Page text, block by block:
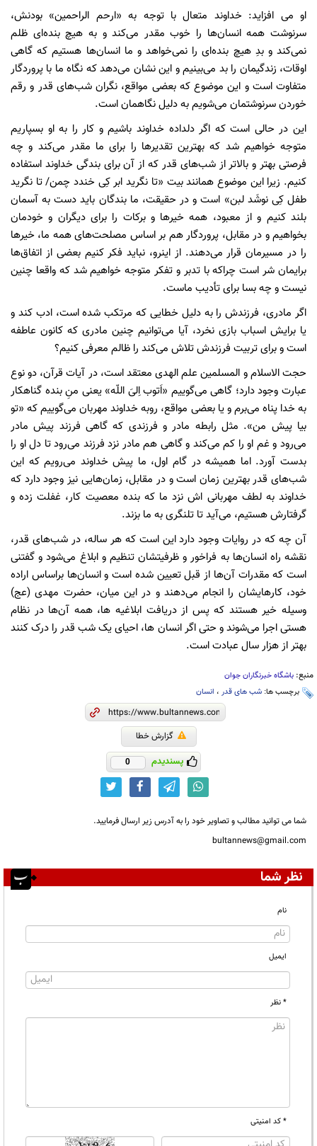
او می افزاید: خداوند متعال با توجه به «ارحم الراحمین» بودنش،
سرنوشت همه انسان‌ها را خوب مقدر می‌کند و به هیچ بنده‌ای ظلم
نمی‌کند و بدِ هیچ بنده‌ای را نمی‌خواهد و ما انسان‌ها هستیم که گاهی
اوقات، زندگیمان را بد می‌بینیم و این نشان می‌دهد که نگاه ما با پروردگار
متفاوت است و این موضوع که بعضی مواقع، نگران شب‌های قدر و رقم
خوردن سرنوشتمان می‌شویم به دلیل نگاهمان است.
این در حالی است که اگر دلداده خداوند باشیم و کار را به او بسپاریم
متوجه خواهیم شد که بهترین تقدیر‌ها را برای ما مقدر می‌کند و چه
فرصتی بهتر و بالاتر از شب‌های قدر که از آن برای بندگی خداوند استفاده
کنیم. زیرا این موضوع همانند بیت «تا نگرید ابر کِی خندد چمن/ تا نگرید
طفل کِی نوشَد لبن» است و در حقیقت، ما بندگان باید دست به آسمان
بلند کنیم و از معبود، همه خیر‌ها و برکات را برای دیگران و خودمان
بخواهیم و در مقابل، پروردگار هم بر اساس مصلحت‌های همه ما، خیر‌ها
را در مسیرمان قرار می‌دهند. از اینرو، نباید فکر کنیم بعضی از اتفاق‌ها
برایمان شر است چراکه با تدبر و تفکر متوجه خواهیم شد که واقعا چنین
نیست و چه بسا برای تأدیب ماست.
اگر مادری، فرزندش را به دلیل خطایی که مرتکب شده است، ادب کند و
یا برایش اسباب بازی نخرد، آیا می‌توانیم چنین مادری که کانون عاطفه
است و برای تربیت فرزندش تلاش می‌کند را ظالم معرفی کنیم؟
حجت الاسلام و المسلمین علم الهدی معتقد است، در آیات قرآن، دو نوع
عبارت وجود دارد؛ گاهی می‌گوییم «اَتوب اِلیَ اللّه» یعنی منِ بنده گناهکار
به خدا پناه می‌برم و یا بعضی مواقع، روبه خداوند مهربان می‌گوییم که «تو
بیا پیش من». مثل رابطه مادر و فرزندی که گاهی فرزند پیش مادر
می‌رود و غم او را کم می‌کند و گاهی هم مادر نزد فرزند می‌رود تا دل او را
بدست آورد. اما همیشه در گام اول، ما پیش خداوند می‌رویم که این
شب‌های قدر بهترین زمان است و در مقابل، زمان‌هایی نیز وجود دارد که
خداوند به لطف مهربانی اش نزد ما که بنده معصیت کار، غفلت زده و
گرفتارش هستیم، می‌آید تا تلنگری به ما بزند.
آن چه که در روایات وجود دارد این است که هر ساله، در شب‌های قدر،
نقشه راه انسان‌ها به فراخور و ظرفیتشان تنظیم و ابلاغ می‌شود و گفتنی
است که مقدرات آن‌ها از قبل تعیین شده است و انسان‌ها براساس اراده
خود، کارهایشان را انجام می‌دهند و در این میان، حضرت مهدی (عج)
وسیله خیر هستند که پس از دریافت ابلاغیه ها، همه آن‌ها در نظام
هستی اجرا می‌شوند و حتی اگر انسان ها، احیای یک شب قدر را درک کنند
بهتر از هزار سال عبادت است.
منبع: باشگاه خبرنگاران جوان
برچسب ها: شب های قدر ، انسان‌
گزارش خطا
پسندیدم 0
شما می توانید مطالب و تصاویر خود را به آدرس زیر ارسال فرمایید.
bultannews@gmail.com
نظر شما
نام
ایمیل
* نظر
* کد امنیتی